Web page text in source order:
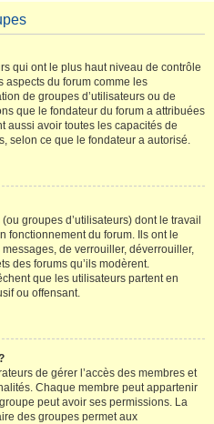
qui ont le plus haut niveau de contrôle
aspects du forum comme les
de groupes d’utilisateurs ou de
que le fondateur du forum a attribuées
aussi avoir toutes les capacités de
selon ce que le fondateur a autorisé.
groupes d’utilisateurs) dont le travail
fonctionnement du forum. Ils ont le
de verrouiller, déverrouiller,
des forums qu’ils modèrent.
que les utilisateurs partent en
ou offensant.
de gérer l’accès des membres et
Chaque membre peut appartenir
peut avoir ses permissions. La
des groupes permet aux